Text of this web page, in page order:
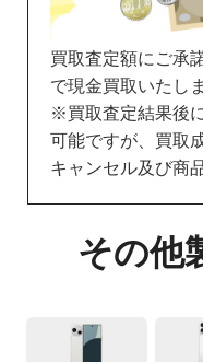
買取査定額にご承
で現金買取いたし
※買取査定結果後
可能ですが、買取
キャンセル及び商
その他